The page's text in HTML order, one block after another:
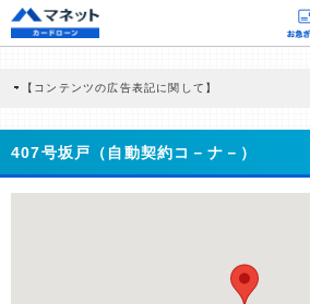
【コンテンツの広告表記に関して】
商品を根拠なくPRするものではなく、当編集部の調
どに基づき、公平性を担保した情報提供を行っていま
>提携企業一覧
407号坂戸（自動契約コ－ナ－）